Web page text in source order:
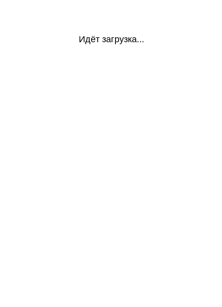
Идёт загрузка...